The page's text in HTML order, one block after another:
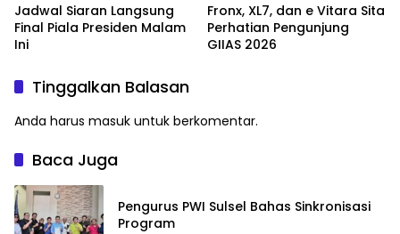
Jadwal Siaran Langsung
Final Piala Presiden Malam
Ini
Fronx, XL7, dan e Vitara Sita
Perhatian Pengunjung
GIIAS 2026
Tinggalkan Balasan
Anda harus masuk untuk berkomentar.
Baca Juga
Pengurus PWI Sulsel Bahas Sinkronisasi
Program